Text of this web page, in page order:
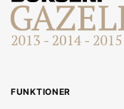
FUNKTIONER